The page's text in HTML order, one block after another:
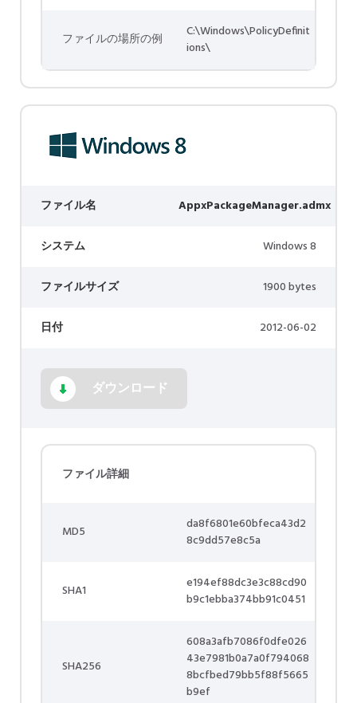
ファイルの場所の例
C:\Windows\PolicyDefinit
ions\
ファイル名 AppxPackageManager.admx
システム Windows 8
ファイルサイズ 1900 bytes
日付 2012-06-02
ダウンロード
ファイル詳細
MD5
da8f6801e60bfeca43d2
8c9dd57e8c5a
SHA1
e194ef88dc3e3c88cd90
b9c1ebba374bb91c0451
SHA256
608a3afb7086f0dfe026
43e7981b0a7a0f794068
8bcfbed79bb5f88f5665
b9ef